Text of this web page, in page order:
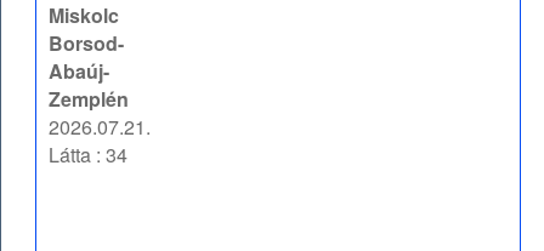
Miskolc
Borsod-
Abaúj-
Zemplén
2026.07.21.
Látta : 34